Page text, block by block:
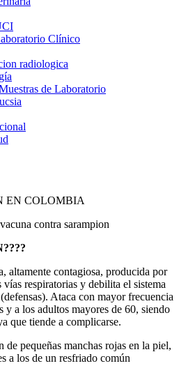
Clínico
radiologica
de Laboratorio
EN COLOMBIA
altamente contagiosa, producida por
respiratorias y debilita el sistema
Ataca con mayor frecuencia
y a los adultos mayores de 60, siendo
que tiende a complicarse.
de pequeñas manchas rojas en la piel,
a los de un resfriado común